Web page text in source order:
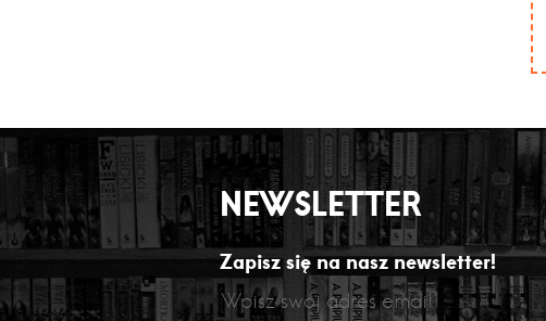
NEWSLETTER
Zapisz się na nasz newsletter!